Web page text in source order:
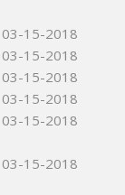
03-15-2018
03-15-2018
03-15-2018
03-15-2018
03-15-2018
03-15-2018